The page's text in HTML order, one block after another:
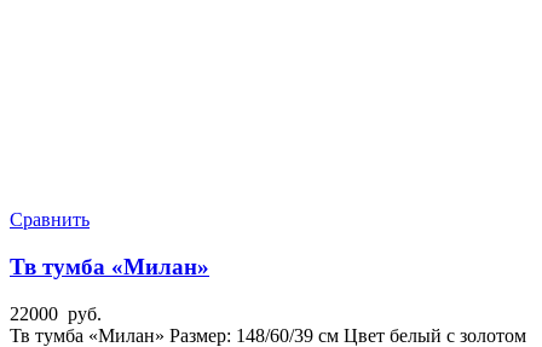
Сравнить
Тв тумба «Милан»
22000 руб.
Тв тумба «Милан» Размер: 148/60/39 см Цвет белый с золотом